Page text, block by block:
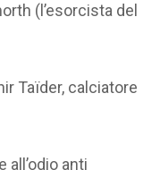
(l’esorcista del
Taïder, calciatore
all’odio anti